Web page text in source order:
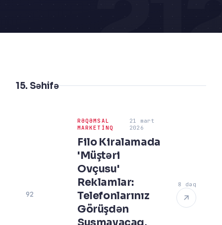
15. Səhifə
92
RƏQƏMSAL
MARKETINQ
21 mart
2026
Filo Kiralamada
'Müştəri
Ovçusu'
Reklamlar:
Telefonlarınız
Görüşdən
8 dəq